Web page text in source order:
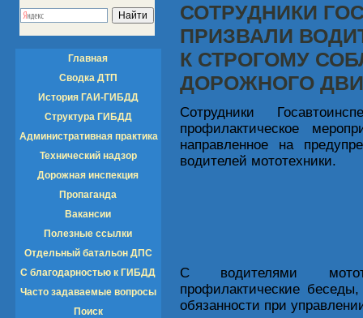
Главная
Сводка ДТП
История ГАИ-ГИБДД
Структура ГИБДД
Административная практика
Технический надзор
Дорожная инспекция
Пропаганда
Вакансии
Полезные ссылки
Отдельный батальон ДПС
С благодарностью к ГИБДД
Часто задаваемые вопросы
Поиск
СОТРУДНИКИ
ПРИЗВАЛИ
К СТРОГОМУ
ДОРОЖНОГО
Сотрудники
профилактическое
направленное на
водителей мототехники.
С водителями
профилактические
обязанности при